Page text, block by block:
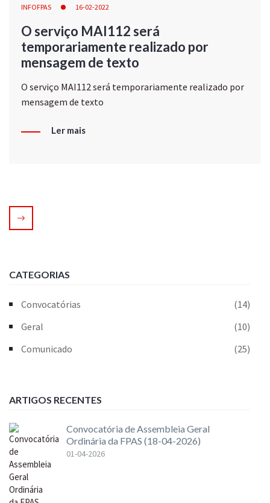
INFOFPAS 16-02-2022
O serviço MAI112 será
temporariamente realizado por
mensagem de texto
O serviço MAI112 será temporariamente realizado por
mensagem de texto
Ler mais
CATEGORIAS
Convocatórias
(14)
Geral
(10)
Comunicado
(25)
ARTIGOS RECENTES
Convocatória de Assembleia Geral
Ordinária da FPAS (18-04-2026)
01-04-2026